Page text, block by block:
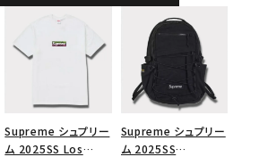
Supreme シュプリー
ム 2025SS Los
Supreme シュプリー
ム 2025SS